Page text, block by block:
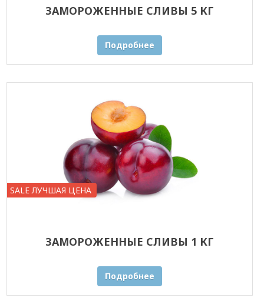
ЗАМОРОЖЕННЫЕ СЛИВЫ 5 КГ
Подробнее
SALE ЛУЧШАЯ ЦЕНА
ЗАМОРОЖЕННЫЕ СЛИВЫ 1 КГ
Подробнее